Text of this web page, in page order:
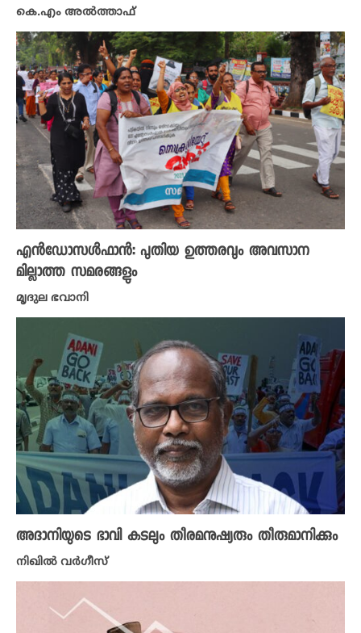
കെ.എം അല്‍ത്താഫ്
എൻഡോസൾഫാൻ: പുതിയ ഉത്തരവും അവസാന
മില്ലാത്ത സമരങ്ങളും
മൃദുല ഭവാനി
അദാനിയുടെ ഭാവി കടലും തീരമനുഷ്യരും തീരുമാനിക്കും
നിഖില്‍ വര്‍ഗീസ്‌